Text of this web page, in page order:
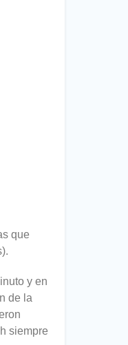
que
y en
de la
siempre